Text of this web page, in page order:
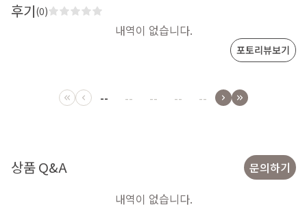
후기(0)
내역이 없습니다.
포토리뷰보기
-- -- -- -- --
상품 Q&A
문의하기
내역이 없습니다.